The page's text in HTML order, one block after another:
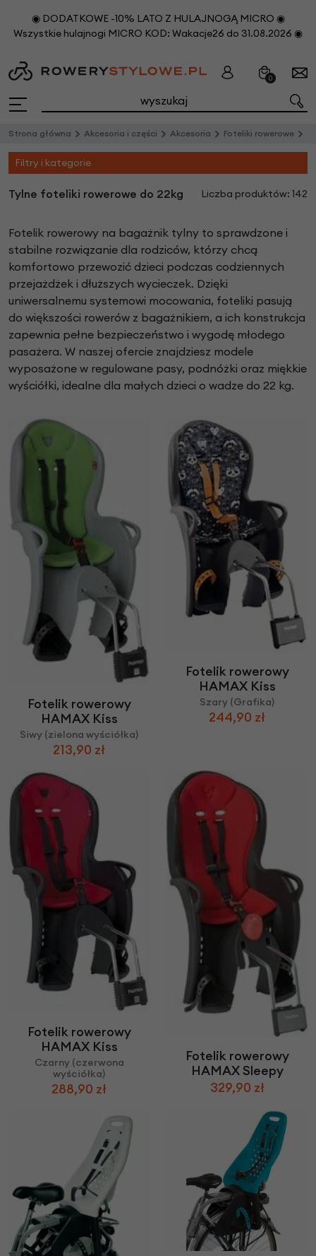
◉ DODATKOWE -10% LATO Z HULAJNOGĄ MICRO ◉
Wszystkie hulajnogi MICRO KOD: Wakacje26 do 31.08.2026 ◉
0
Strona główna Akcesoria i części Akcesoria Foteliki rowerowe
Filtry i kategorie
Tylne foteliki rowerowe do 22kg Liczba produktów: 142
Fotelik rowerowy na bagażnik tylny to sprawdzone i
stabilne rozwiązanie dla rodziców, którzy chcą
komfortowo przewozić dzieci podczas codziennych
przejażdżek i dłuższych wycieczek. Dzięki
uniwersalnemu systemowi mocowania, foteliki pasują
do większości rowerów z bagażnikiem, a ich konstrukcja
zapewnia pełne bezpieczeństwo i wygodę młodego
pasażera. W naszej ofercie znajdziesz modele
wyposażone w regulowane pasy, podnóżki oraz miękkie
wyściółki, idealne dla małych dzieci o wadze do 22 kg.
Fotelik rowerowy
HAMAX Kiss
Siwy (zielona wyściółka)
213,90 zł
Fotelik rowerowy
HAMAX Kiss
Szary (Grafika)
244,90 zł
Fotelik rowerowy
HAMAX Kiss
Czarny (czerwona
wyściółka)
288,90 zł
Fotelik rowerowy
HAMAX Sleepy
329,90 zł